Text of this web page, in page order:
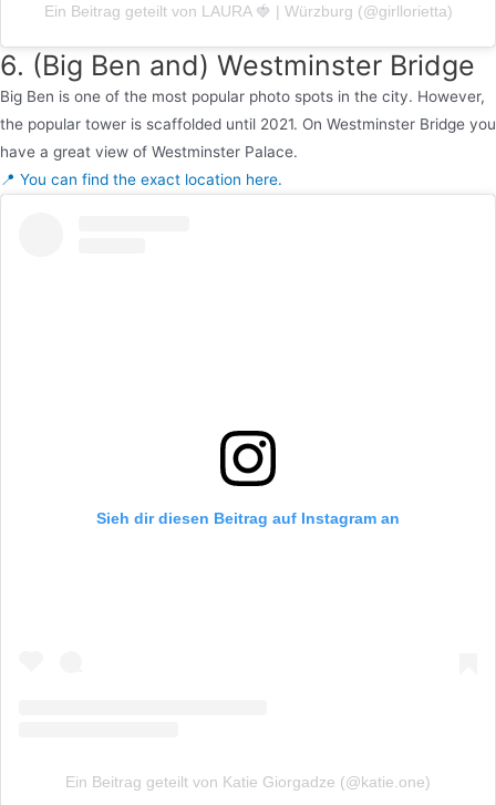
Ein Beitrag geteilt von LAURA 🍓 | Würzburg (@girllorietta)
6. (Big Ben and) Westminster Bridge
Big Ben is one of the most popular photo spots in the city. However,
the popular tower is scaffolded until 2021. On Westminster Bridge you
have a great view of Westminster Palace.
📍 You can find the exact location here.
Sieh dir diesen Beitrag auf Instagram an
Ein Beitrag geteilt von Katie Giorgadze (@katie.one)